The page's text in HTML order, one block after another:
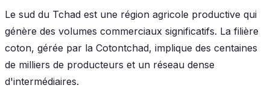
Le sud du Tchad est une région agricole productive qui
génère des volumes commerciaux significatifs. La filière
coton, gérée par la Cotontchad, implique des centaines
de milliers de producteurs et un réseau dense
d'intermédiaires.